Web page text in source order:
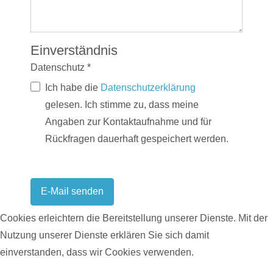
Einverständnis
Datenschutz *
Datenschutz
Ich habe die Datenschutzerklärung
gelesen. Ich stimme zu, dass meine
Angaben zur Kontaktaufnahme und für
Rückfragen dauerhaft gespeichert werden.
E-Mail senden
Cookies erleichtern die Bereitstellung unserer Dienste. Mit der
Nutzung unserer Dienste erklären Sie sich damit
einverstanden, dass wir Cookies verwenden.